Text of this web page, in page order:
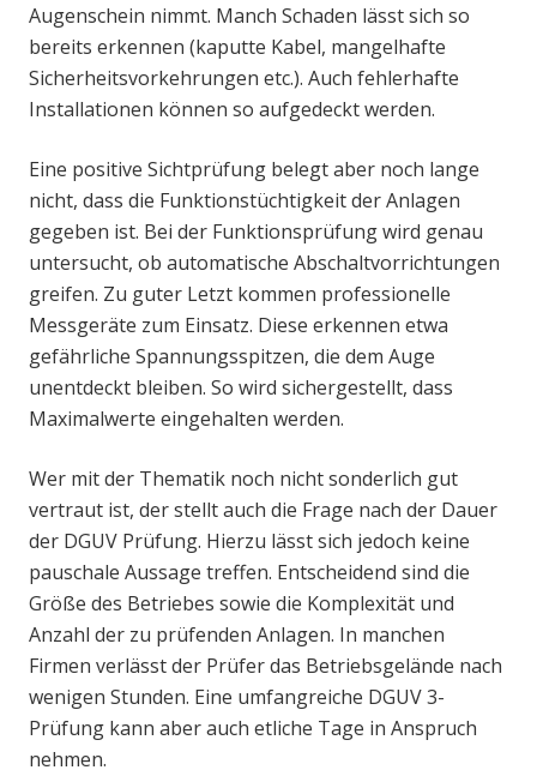
Augenschein nimmt. Manch Schaden lässt sich so
bereits erkennen (kaputte Kabel, mangelhafte
Sicherheitsvorkehrungen etc.). Auch fehlerhafte
Installationen können so aufgedeckt werden.
Eine positive Sichtprüfung belegt aber noch lange
nicht, dass die Funktionstüchtigkeit der Anlagen
gegeben ist. Bei der Funktionsprüfung wird genau
untersucht, ob automatische Abschaltvorrichtungen
greifen. Zu guter Letzt kommen professionelle
Messgeräte zum Einsatz. Diese erkennen etwa
gefährliche Spannungsspitzen, die dem Auge
unentdeckt bleiben. So wird sichergestellt, dass
Maximalwerte eingehalten werden.
Wer mit der Thematik noch nicht sonderlich gut
vertraut ist, der stellt auch die Frage nach der Dauer
der DGUV Prüfung. Hierzu lässt sich jedoch keine
pauschale Aussage treffen. Entscheidend sind die
Größe des Betriebes sowie die Komplexität und
Anzahl der zu prüfenden Anlagen. In manchen
Firmen verlässt der Prüfer das Betriebsgelände nach
wenigen Stunden. Eine umfangreiche DGUV 3-
Prüfung kann aber auch etliche Tage in Anspruch
nehmen.